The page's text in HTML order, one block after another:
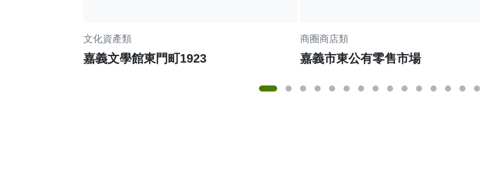
文化資產類
嘉義文學館東門町1923
商圈商店類
嘉義市東公有零售市場